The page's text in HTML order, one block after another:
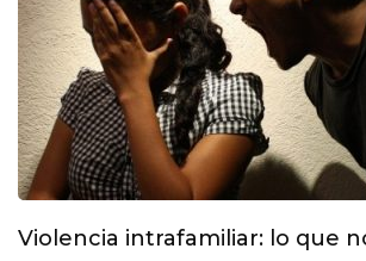
Violencia intrafamiliar: lo que